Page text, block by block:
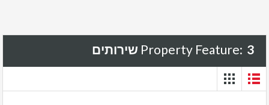
Property Feature: 3 שירותים